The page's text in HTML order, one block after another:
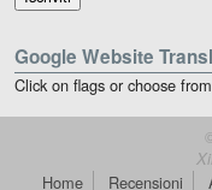
Google Website
Click on flags or choose
Home Recensioni